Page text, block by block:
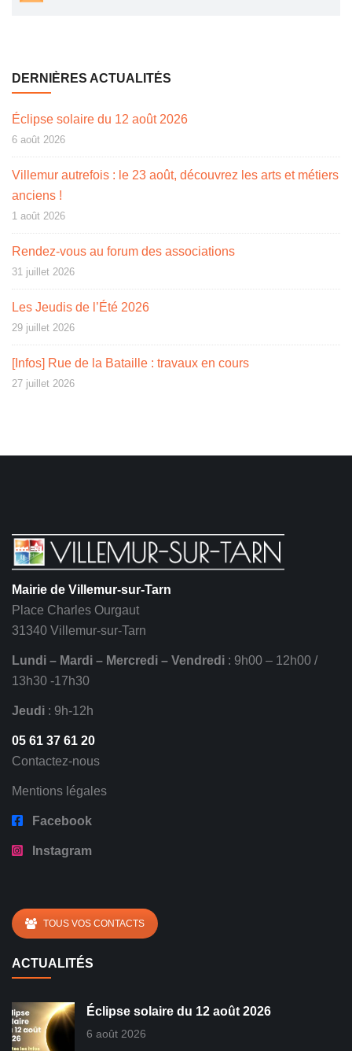
DERNIÈRES ACTUALITÉS
Éclipse solaire du 12 août 2026
6 août 2026
Villemur autrefois : le 23 août, découvrez les arts et métiers
anciens !
1 août 2026
Rendez-vous au forum des associations
31 juillet 2026
Les Jeudis de l’Été 2026
29 juillet 2026
[Infos] Rue de la Bataille : travaux en cours
27 juillet 2026
Mairie de Villemur-sur-Tarn
Place Charles Ourgaut
31340 Villemur-sur-Tarn
Lundi – Mardi – Mercredi – Vendredi : 9h00 – 12h00 /
13h30 -17h30
Jeudi : 9h-12h
05 61 37 61 20
Contactez-nous
Mentions légales
Facebook
Instagram
TOUS VOS CONTACTS
ACTUALITÉS
Éclipse solaire du 12 août 2026
6 août 2026